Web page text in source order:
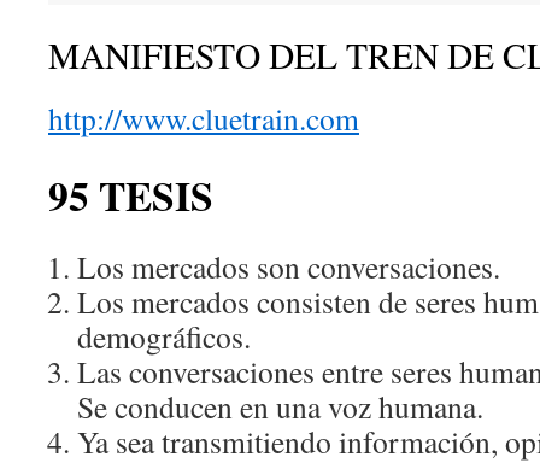
MANIFIESTO DEL TREN DE
http://www.cluetrain.com
95 TESIS
Los mercados son conversaciones.
Los mercados consisten de seres
demográficos.
Las conversaciones entre seres
Se conducen en una voz humana.
Ya sea transmitiendo información,